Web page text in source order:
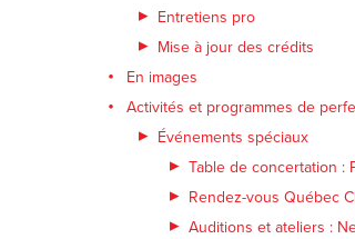
Entretiens pro
Mise à jour des crédits
En images
Activités et programmes de
Événements spéciaux
Table de concertation :
Rendez-vous Québec
Auditions et ateliers :